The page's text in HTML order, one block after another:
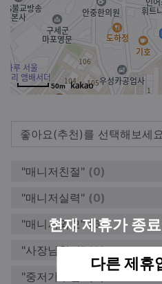
현재 제휴가 종
다른 제휴
50m
"매니저친절" (0)
"매니저실력" (0)
"매니저외모" (6)
"사장님친절" (0)
"중저가추천"
(0)